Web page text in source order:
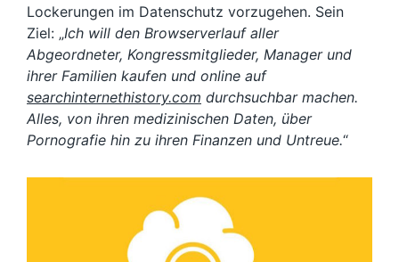
Lockerungen im Datenschutz vorzugehen. Sein
Ziel: „Ich will den Browserverlauf aller
Abgeordneter, Kongressmitglieder, Manager und
ihrer Familien kaufen und online auf
searchinternethistory.com durchsuchbar machen.
Alles, von ihren medizinischen Daten, über
Pornografie hin zu ihren Finanzen und Untreue.“